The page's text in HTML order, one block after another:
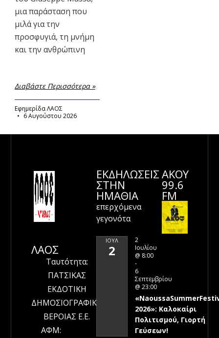
μια παράσταση που
μιλά για την
προσφυγιά, τη μνήμη
και την ανθρώπινη
Διαβάστε Περισσότερα »
Εφημερίδα ΛΑΟΣ
6 Αυγούστου 2026
ΛΑΟΣ
Ταυτότητα:
ΠΑΤΣΙΚΑΣ
ΕΚΔΟΤΙΚΗ
ΔΗΜΟΣΙΟΓΡΑΦΙΚΗ
ΒΕΡΟΙΑΣ Ε.Ε.
ΑΦΜ:
ΕΚΔΗΛΩΣΕΙΣ
ΣΤΗΝ
ΗΜΑΘΊΑ
επερχόμενα
γεγονότα
ΙΟΎΛ
2
2
Ιουλίου
@ 8:00
-
6
Σεπτεμβρίου
@ 23:00
2026»: Καλοκαίρι
Πολιτισμού, Γιορτή
Γεύσεων!
ΑΚΟΥ
99.6
FM